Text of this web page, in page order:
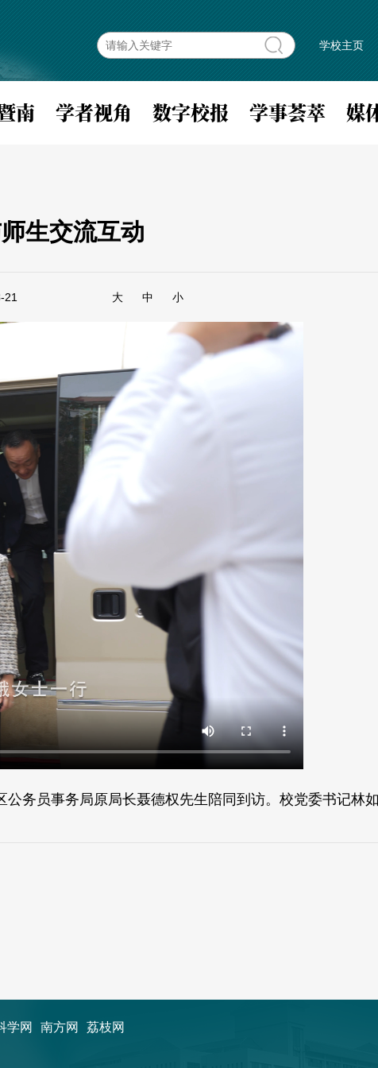
学校主页
南 学者视角 数字校报 学事荟萃 媒
生交流互动
21 大 中 小
务员事务局原局长聂德权先生陪同到访。校党委书记林
学网 南方网 荔枝网